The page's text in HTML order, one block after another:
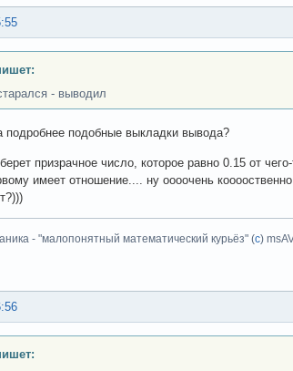
- выводил
подробнее подобные выкладки вывода?
призрачное число, которое равно 0.15 от
имеет отношение.... ну оооочень
- "малопонятный математический курьёз" (с)